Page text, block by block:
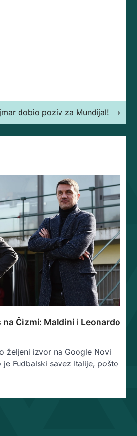
dobio poziv za Mundijal!⟶
Čizmi: Maldini i Leonardo
željeni izvor na Google Novi
Fudbalski savez Italije, pošto